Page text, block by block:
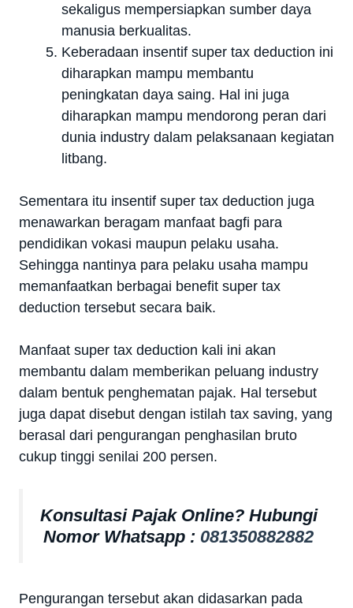
sekaligus mempersiapkan sumber daya
manusia berkualitas.
Keberadaan insentif super tax deduction ini
diharapkan mampu membantu
peningkatan daya saing. Hal ini juga
diharapkan mampu mendorong peran dari
dunia industry dalam pelaksanaan kegiatan
litbang.
Sementara itu insentif super tax deduction juga
menawarkan beragam manfaat bagfi para
pendidikan vokasi maupun pelaku usaha.
Sehingga nantinya para pelaku usaha mampu
memanfaatkan berbagai benefit super tax
deduction tersebut secara baik.
Manfaat super tax deduction kali ini akan
membantu dalam memberikan peluang industry
dalam bentuk penghematan pajak. Hal tersebut
juga dapat disebut dengan istilah tax saving, yang
berasal dari pengurangan penghasilan bruto
cukup tinggi senilai 200 persen.
Konsultasi Pajak Online? Hubungi
Nomor Whatsapp : 081350882882
Pengurangan tersebut akan didasarkan pada